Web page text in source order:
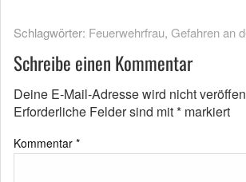
Schlagwörter: Feuerwehrfrau, Gefahren an
Schreibe einen Kommentar
Deine E-Mail-Adresse wird nicht
Erforderliche Felder sind mit* markiert
Kommentar *